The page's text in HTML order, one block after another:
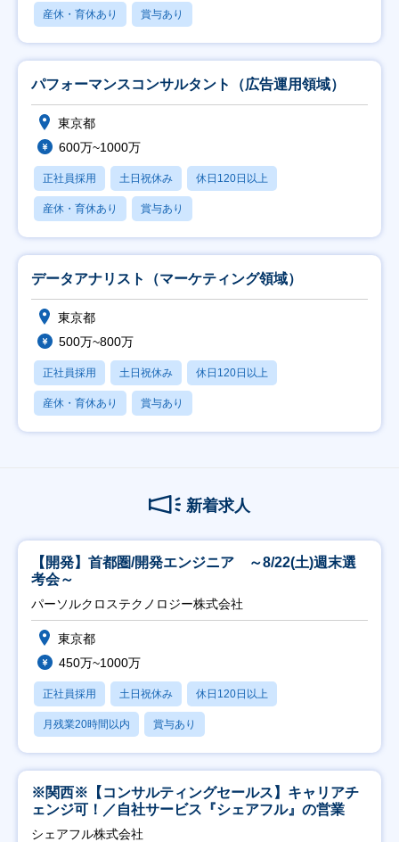
産休・育休あり 賞与あり
パフォーマンスコンサルタント（広告運用領域）
東京都
600万~1000万
正社員採用 土日祝休み 休日120日以上
産休・育休あり 賞与あり
データアナリスト（マーケティング領域）
東京都
500万~800万
正社員採用 土日祝休み 休日120日以上
産休・育休あり 賞与あり
新着求人
【開発】首都圏/開発エンジニア ～8/22(土)週末選
考会～
パーソルクロステクノロジー株式会社
東京都
450万~1000万
正社員採用 土日祝休み 休日120日以上
月残業20時間以内 賞与あり
※関西※【コンサルティングセールス】キャリアチ
ェンジ可！／自社サービス『シェアフル』の営業
シェアフル株式会社